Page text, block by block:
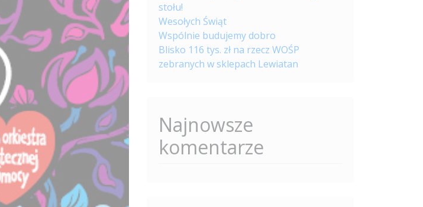
stołu!
Wesołych Świąt
Wspólnie budujemy dobro
Blisko 116 tys. zł na rzecz WOŚP
zebranych w sklepach Lewiatan
Najnowsze
komentarze